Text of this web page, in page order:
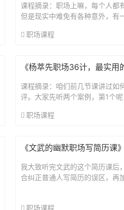
课程摘录：职场上嘛，每个人都
但是现实中难免有各种意外，有
数...
职场课程
《杨萃先职场36计，最实用
课程摘录：咱们前几节课讲过如
评。大家先听两个案例，第1个
了，...
职场课程
《文武的幽默职场写简历课》
我大致听完文武的这个简历课后
合纠正普通人写简历的误区，再
职场课程